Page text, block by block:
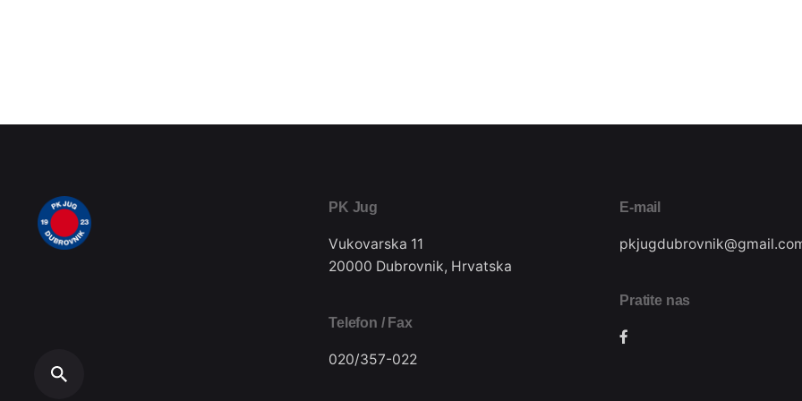
PK Jug
Vukovarska 11
20000 Dubrovnik, Hrvatska
Telefon / Fax
020/357-022
E-mail
Pratite nas